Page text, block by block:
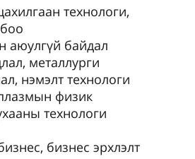
технологи,
аюулгүй байдал
металлурги
нэмэлт технологи
физик
технологи
бизнес эрхлэлт